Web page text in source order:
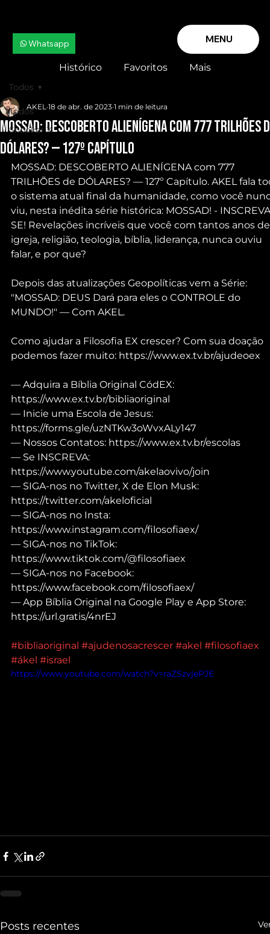
MENU
Whatsapp
Histórico Favoritos Mais
Todos
Snooker X
Todos
MOSSAD: DESCOBERTO ALIENÍGENA com 777 TRILHÕES
DÓLARES? — 127º Capítulo
AKEL 18 de abr. de 2023 1 min de leitura
MOSSAD: DESCOBERTO ALIENÍGENA com 777
TRILHÕES de DÓLARES? — 127º Capítulo. AKEL fala
o sistema atual final da humanidade, como você
viu, nesta inédita série histórica: MOSSAD! -
SE! Revelações incríveis que você com tantos anos
igreja, religião, teologia, bíblia, liderança, nunca ouviu
falar, e por que?
Depois das atualizações Geopolíticas vem a Série:
"MOSSAD: DEUS Dará para eles o CONTROLE do
MUNDO!" — Com AKEL.
Como ajudar a Filosofia EX crescer? Com sua doação
podemos fazer muito: https://www.ex.tv.br/ajudeoex
— Adquira a Bíblia Original CódEX:
https://www.ex.tv.br/bibliaoriginal
— Inicie uma Escola de Jesus:
https://forms.gle/uzNTKw3oWvxALy147
— Nossos Contatos: https://www.ex.tv.br/escolas
— Se INSCREVA:
https://www.youtube.com/akelaovivo/join
— SIGA-nos no Twitter, X de Elon Musk:
https://twitter.com/akeloficial
— SIGA-nos no Insta:
https://www.instagram.com/filosofiaex/
— SIGA-nos no TikTok:
https://www.tiktok.com/@filosofiaex
— SIGA-nos no Facebook:
https://www.facebook.com/filosofiaex/
— App Bíblia Original na Google Play e App Store:
https://url.gratis/4nrEJ
#bibliaoriginal #ajudenosacrescer #akel #filosofiaex
#ákel #israel
https://www.youtube.com/watch?v=raZSzvjePJE
Posts recentes